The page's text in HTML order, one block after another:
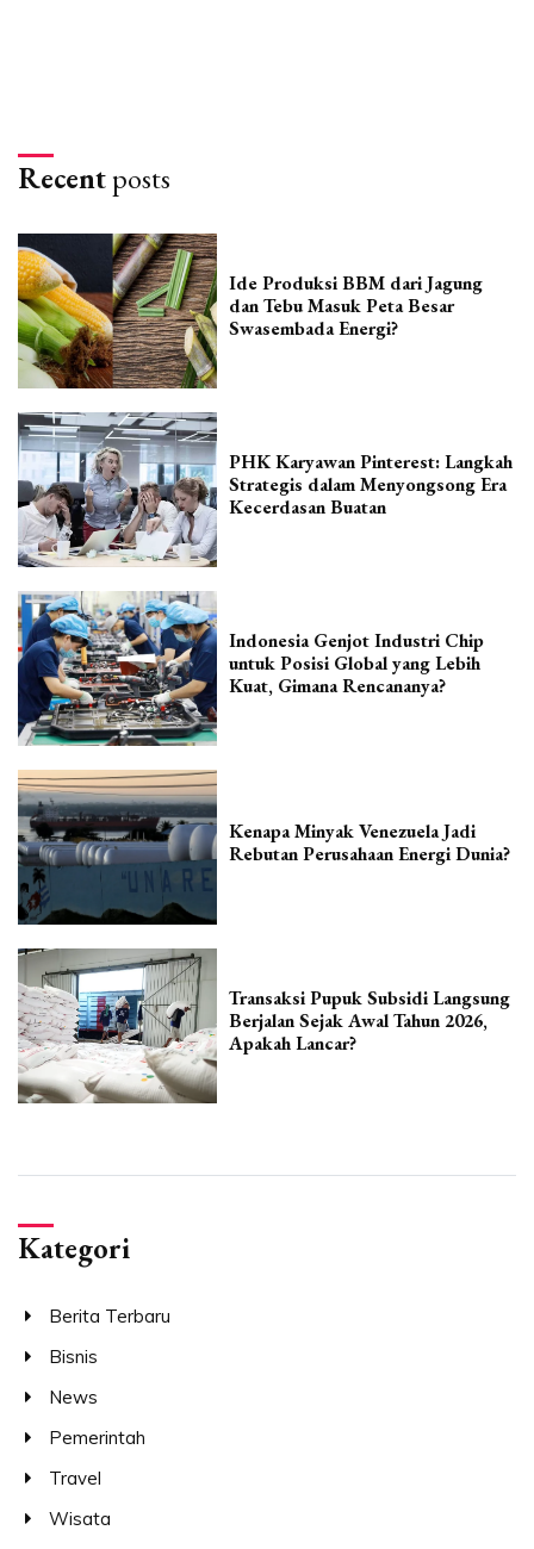
Recentposts
Ide Produksi BBM dari Jagung
dan Tebu Masuk Peta Besar
Swasembada Energi?
PHK Karyawan Pinterest: Langkah
Strategis dalam Menyongsong Era
Kecerdasan Buatan
Indonesia Genjot Industri Chip
untuk Posisi Global yang Lebih
Kuat, Gimana Rencananya?
Kenapa Minyak Venezuela Jadi
Rebutan Perusahaan Energi Dunia?
Transaksi Pupuk Subsidi Langsung
Berjalan Sejak Awal Tahun 2026,
Apakah Lancar?
Kategori
Berita Terbaru
Bisnis
News
Pemerintah
Travel
Wisata